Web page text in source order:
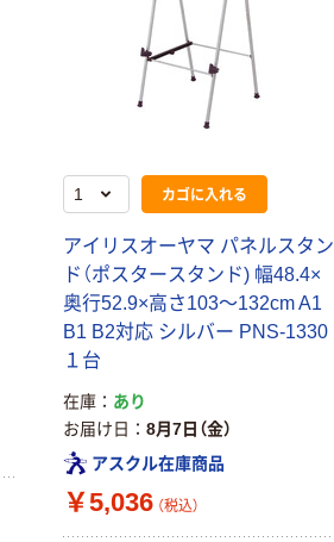
カゴに入れる
アイリスオーヤマ パネルスタン
ド（ポスタースタンド) 幅48.4×
奥行52.9×高さ103～132cm A1
B1 B2対応 シルバー PNS-1330
１台
在庫
あり
お届け日
8月7日（金）
アスクル在庫商品
￥5,036 （税込）